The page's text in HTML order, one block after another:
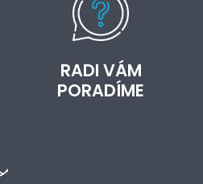
RADI VÁM
PORADÍME